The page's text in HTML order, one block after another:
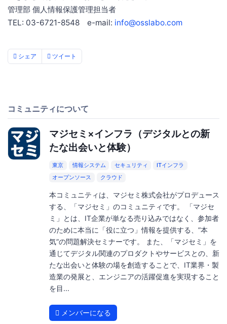
管理部 個人情報保護管理担当者
TEL: 03-6721-8548 e-mail: info@osslabo.com
シェア ツイート
コミュニティについて
マジセミ×インフラ（デジタルとの新
たな出会いと体験）
東京 情報システム セキュリティ
ITインフラ
オープンソース
クラウド
本コミュニティは、マジセミ株式会社がプロデュース
する、「マジセミ」のコミュニティです。 「マジセ
ミ」とは、IT企業が単なる売り込みではなく、参加者
のために本当に「役に立つ」情報を提供する、”本
気”の問題解決セミナーです。 また、「マジセミ」を
通じてデジタル関連のプロダクトやサービスとの、新
たな出会いと体験の場を創造することで、IT業界・製
造業の発展と、エンジニアの活躍促進を実現すること
を目...
メンバーになる